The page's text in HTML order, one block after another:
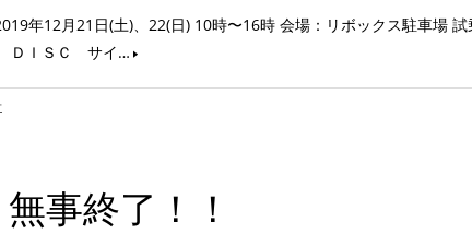
年12月21日(土)、22(日) 10時〜16時 会場：リボックス駐車場 試
ＤＩＳＣ サイ…
事終了！！